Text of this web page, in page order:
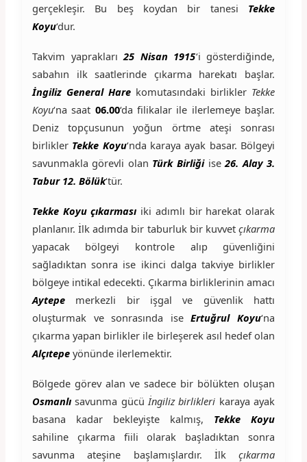
gerçekleşir. Bu beş koydan bir tanesi Tekke
Koyu‘dur.
Takvim yaprakları25 Nisan 1915‘i gösterdiğinde,
sabahın ilk saatlerinde çıkarma harekatı başlar.
İngiliz General Harekomutasındaki birlikler Tekke
Koyu‘na saat 06.00‘da filikalar ile ilerlemeye başlar.
Deniz topçusunun yoğun örtme ateşi sonrası
birlikler Tekke Koyu‘nda karaya ayak basar. Bölgeyi
savunmakla görevli olan Türk Birliğiise26. Alay 3.
Tabur 12. Bölük‘tür.
Tekke Koyu çıkarması iki adımlı bir harekat olarak
planlanır. İlk adımda bir taburluk bir kuvvetçıkarma
yapacak bölgeyi kontrole alıp güvenliğini
sağladıktan sonra ise ikinci dalga takviye birlikler
bölgeye intikal edecekti. Çıkarma birliklerinin amacı
Aytepe
merkezli bir işgal ve güvenlik hattı
oluşturmak ve sonrasında iseErtuğrul Koyu‘na
çıkarma yapan birlikler ile birleşerek asıl hedef olan
Alçıtepeyönünde ilerlemektir.
Bölgede görev alan ve sadece bir bölükten oluşan
Osmanlı savunma gücü İngiliz birlikleri karaya ayak
basana kadar bekleyişte kalmış, Tekke Koyu
sahiline çıkarma fiili olarak başladıktan sonra
savunma ateşine başlamışlardır. İlkçıkarma